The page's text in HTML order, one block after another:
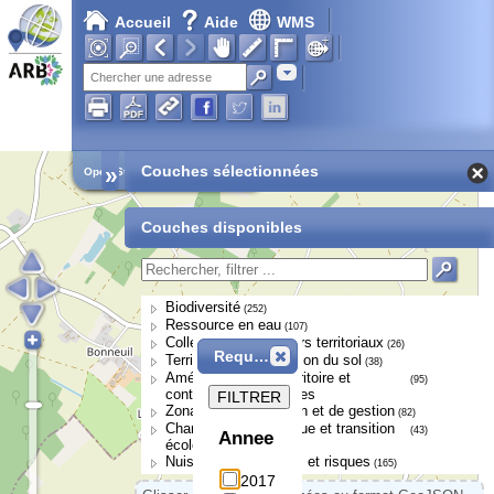
Accueil Aide WMS
Adresse
Open Street Map
» Couches sélectionnées
Couches disponibles
Biodiversité (252)
Ressource en eau (107)
Collectivités et acteurs territoriaux (26)
Territoires et occupation du sol (38)
Aménagement du territoire et
continuités écologiques
(95)
Zonages de protection et de gestion (82)
Changement climatique et transition
écologique
(43)
Nuisances, pressions et risques (165)
Requête
Annee
2017
FILTRER